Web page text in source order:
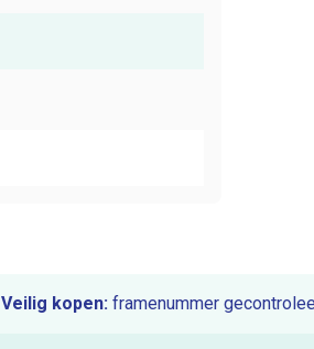
Veilig kopen: framenummer